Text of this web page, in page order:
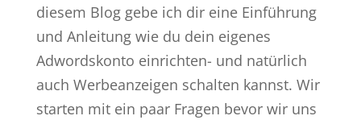
diesem Blog gebe ich dir eine Einführung
und Anleitung wie du dein eigenes
Adwordskonto einrichten- und natürlich
auch Werbeanzeigen schalten kannst. Wir
starten mit ein paar Fragen bevor wir uns